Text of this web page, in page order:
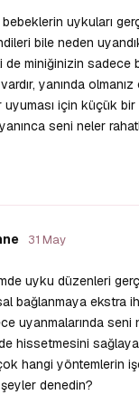
bebeklerin uykuları
bile neden
de miniğinizin
yanında
için küçük bir
seni neler
31 May
uyku düzenleri
bağlanmaya ekstra
uyanmalarında seni
hissetmesini
hangi yöntemlerin
denedin?